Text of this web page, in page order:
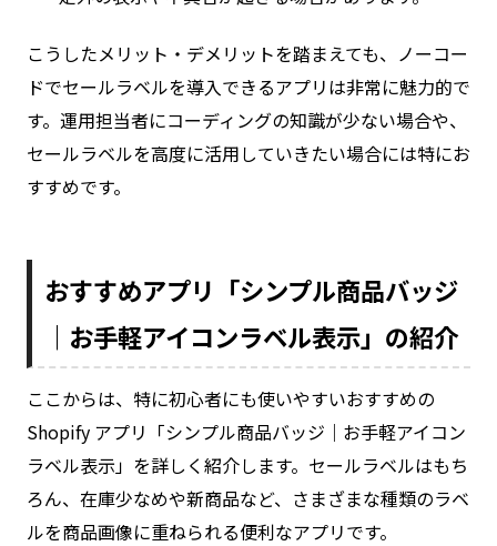
こうしたメリット・デメリットを踏まえても、ノーコー
ドでセールラベルを導入できるアプリは非常に魅力的で
す。運用担当者にコーディングの知識が少ない場合や、
セールラベルを高度に活用していきたい場合には特にお
すすめです。
おすすめアプリ「シンプル商品バッジ
｜お手軽アイコンラベル表示」の紹介
ここからは、特に初心者にも使いやすいおすすめの
Shopify アプリ「シンプル商品バッジ｜お手軽アイコン
ラベル表示」を詳しく紹介します。セールラベルはもち
ろん、在庫少なめや新商品など、さまざまな種類のラベ
ルを商品画像に重ねられる便利なアプリです。